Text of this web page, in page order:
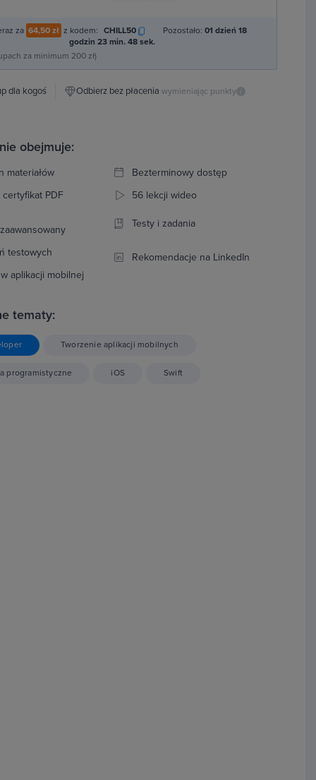
za 64,50 zł z kodem: CHILL50 Pozostało:01 dzień 18
godzin 23 min. 47 sek.
za minimum 200 zł)
dla kogoś Odbierz bez płacenia wymieniając punkty i
obejmuje:
materiałów
Bezterminowy dostęp
certyfikat PDF
56 lekcji wideo
Testy i zadania
testowych
Rekomendacje na LinkedIn
aplikacji mobilnej
tematy:
Tworzenie aplikacji mobilnych
programistyczne iOS Swift